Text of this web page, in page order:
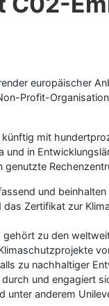
Profit-
mit
in
und
Zertifikat zur
zu den
zu nachhaltiger
und engagiert
anderem